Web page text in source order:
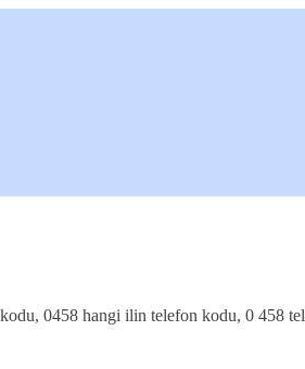
0458 hangi ilin telefon kodu, 0 458